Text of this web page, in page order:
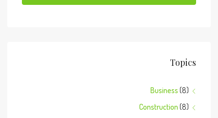
Topics
Business (8)
Construction (8)